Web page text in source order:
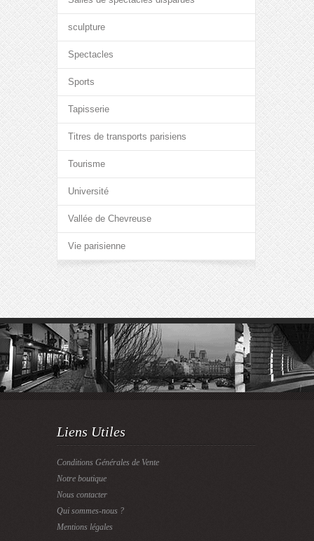
sculpture
Spectacles
Sports
Tapisserie
Titres de transports parisiens
Tourisme
Université
Vallée de Chevreuse
Vie parisienne
Liens Utiles
Conditions Générales de Vente
Notre boutique
Nous contacter
Qui sommes-nous ?
Mentions légales